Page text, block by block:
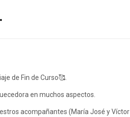
de Fin de Curso🥰.
en muchos aspectos.
acompañantes (María José y Víctor